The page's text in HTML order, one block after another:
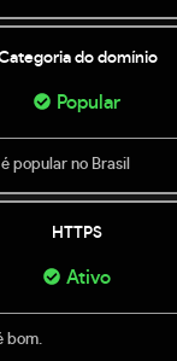
do domínio
Popular
popular no Brasil
HTTPS
Ativo
bom.